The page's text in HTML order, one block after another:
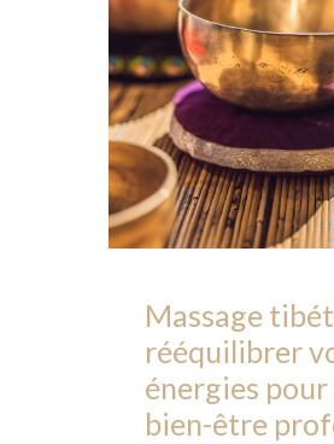
Massage
rééquilibrer
énergies pour
bien-être